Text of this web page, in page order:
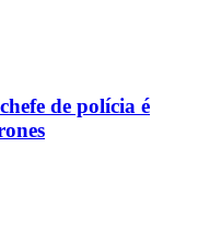
de polícia é